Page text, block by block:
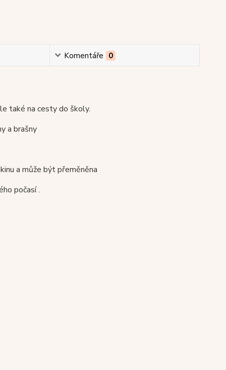
Komentáře 0
také na cesty do školy.
a brašny
a může být přeměněna
počasí .